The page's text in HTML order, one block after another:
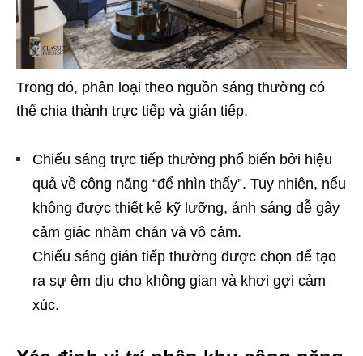
Trong đó, phân loại theo nguồn sáng thường có
thể chia thành trực tiếp và gián tiếp.
Chiếu sáng trực tiếp thường phổ biến bởi hiệu
quả về công năng “để nhìn thấy”. Tuy nhiên, nếu
không được thiết kế kỹ lưỡng, ánh sáng dễ gây
cảm giác nhàm chán và vô cảm.
Chiếu sáng gián tiếp thường được chọn để tạo
ra sự êm dịu cho không gian và khơi gợi cảm
xúc.